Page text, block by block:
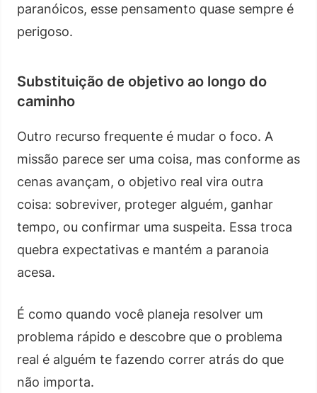
paranóicos, esse pensamento quase sempre é
perigoso.
Substituição de objetivo ao longo do
caminho
Outro recurso frequente é mudar o foco. A
missão parece ser uma coisa, mas conforme as
cenas avançam, o objetivo real vira outra
coisa: sobreviver, proteger alguém, ganhar
tempo, ou confirmar uma suspeita. Essa troca
quebra expectativas e mantém a paranoia
acesa.
É como quando você planeja resolver um
problema rápido e descobre que o problema
real é alguém te fazendo correr atrás do que
não importa.